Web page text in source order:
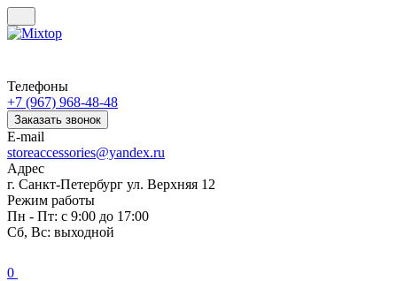
Телефоны
+7 (967) 968-48-48
Заказать звонок
E-mail
storeaccessories@yandex.ru
Адрес
г. Санкт-Петербург ул. Верхняя 12
Режим работы
Пн - Пт: с 9:00 до 17:00
Сб, Вс: выходной
0